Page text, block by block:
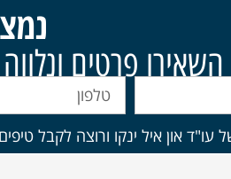
השאירו פרטים
עו"ד און איל ינקו ורוצה לקבל